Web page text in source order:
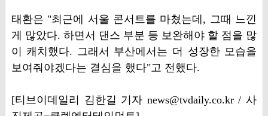
태환은 "최근에 서울 콘서트를 마쳤는데, 그때 느낀
게 많았다. 하면서 댄스 부분 등 보완해야 할 점을 많
이 캐치했다. 그래서 부산에서는 더 성장한 모습을
보여줘야겠다는 결심을 했다"고 전했다.
[티브이데일리 김한길 기자 news@tvdaily.co.kr / 사